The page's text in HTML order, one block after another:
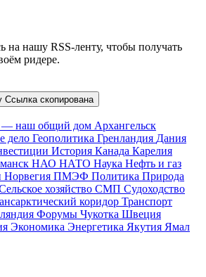
на нашу RSS-ленту, чтобы получать
ридере.
Ссылка скопирована
— наш общий дом Архангельск
дело Геополитика Гренландия Дания
История Канада Карелия
НАО НАТО Наука Нефть и газ
Норвегия ПМЭФ Политика Природа
хозяйство СМП Судоходство
коридор Транспорт
Форумы Чукотка Швеция
Экономика Энергетика Якутия Ямал